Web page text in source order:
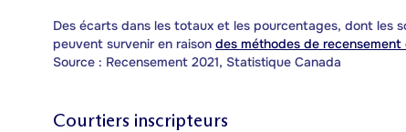
Des écarts dans les totaux et les pourcentages, dont les
peuvent survenir en raison des méthodes de
Source : Recensement 2021, Statistique Canada
Courtiers inscripteurs